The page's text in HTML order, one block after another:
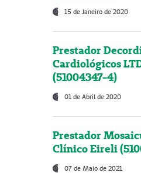
15 de Janeiro de 2020
Prestador
Cardiológicos
(51004347-4)
01 de Abril de 2020
Prestador
Clínico Eireli
07 de Maio de 2021